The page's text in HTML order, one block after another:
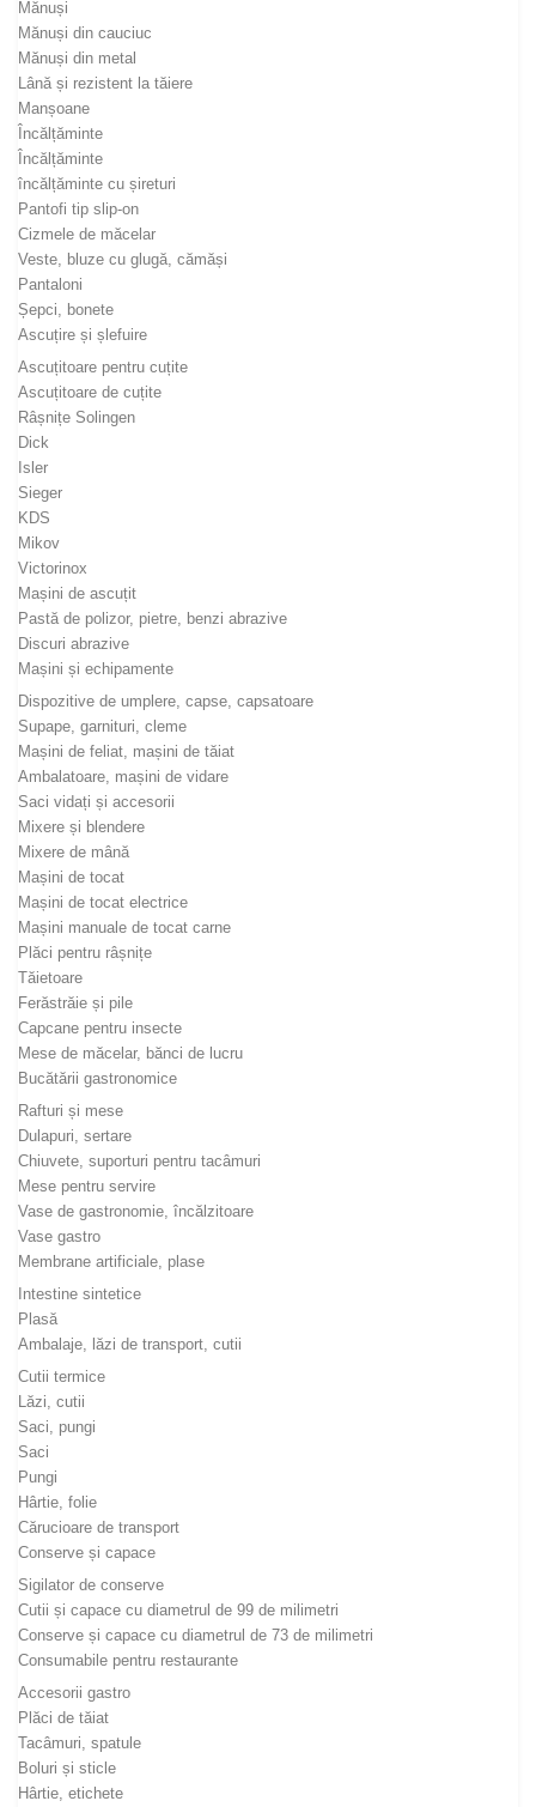
Mănuși
Mănuși din cauciuc
Mănuși din metal
Lână și rezistent la tăiere
Manșoane
Încălțăminte
Încălțăminte
încălțăminte cu șireturi
Pantofi tip slip-on
Cizmele de măcelar
Veste, bluze cu glugă, cămăși
Pantaloni
Șepci, bonete
Ascuțire și șlefuire
Ascuțitoare pentru cuțite
Ascuțitoare de cuțite
Râșnițe Solingen
Dick
Isler
Sieger
KDS
Mikov
Victorinox
Mașini de ascuțit
Pastă de polizor, pietre, benzi abrazive
Discuri abrazive
Mașini și echipamente
Dispozitive de umplere, capse, capsatoare
Supape, garnituri, cleme
Mașini de feliat, mașini de tăiat
Ambalatoare, mașini de vidare
Saci vidați și accesorii
Mixere și blendere
Mixere de mână
Mașini de tocat
Mașini de tocat electrice
Mașini manuale de tocat carne
Plăci pentru râșnițe
Tăietoare
Ferăstrăie și pile
Capcane pentru insecte
Mese de măcelar, bănci de lucru
Bucătării gastronomice
Rafturi și mese
Dulapuri, sertare
Chiuvete, suporturi pentru tacâmuri
Mese pentru servire
Vase de gastronomie, încălzitoare
Vase gastro
Membrane artificiale, plase
Intestine sintetice
Plasă
Ambalaje, lăzi de transport, cutii
Cutii termice
Lăzi, cutii
Saci, pungi
Saci
Pungi
Hârtie, folie
Cărucioare de transport
Conserve și capace
Sigilator de conserve
Cutii și capace cu diametrul de 99 de milimetri
Conserve și capace cu diametrul de 73 de milimetri
Consumabile pentru restaurante
Accesorii gastro
Plăci de tăiat
Tacâmuri, spatule
Boluri și sticle
Hârtie, etichete